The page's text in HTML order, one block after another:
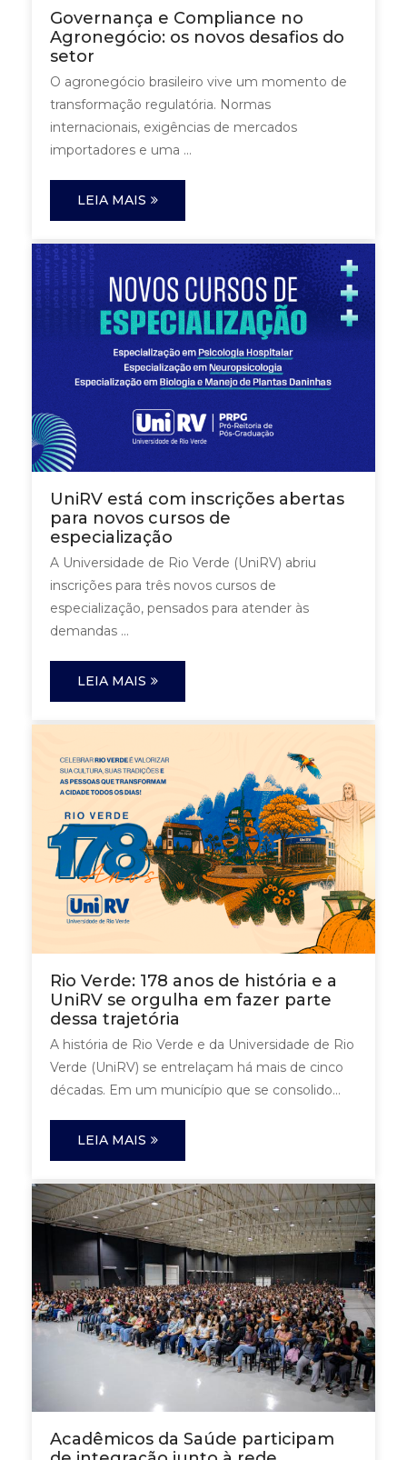
Governança e Compliance no
Agronegócio: os novos desafios do
setor
O agronegócio brasileiro vive um momento de
transformação regulatória. Normas
internacionais, exigências de mercados
importadores e uma ...
LEIA MAIS
UniRV está com inscrições abertas
para novos cursos de
especialização
A Universidade de Rio Verde (UniRV) abriu
inscrições para três novos cursos de
especialização, pensados para atender às
demandas ...
LEIA MAIS
Rio Verde: 178 anos de história e a
UniRV se orgulha em fazer parte
dessa trajetória
A história de Rio Verde e da Universidade de Rio
Verde (UniRV) se entrelaçam há mais de cinco
décadas. Em um município que se consolido...
LEIA MAIS
Acadêmicos da Saúde participam